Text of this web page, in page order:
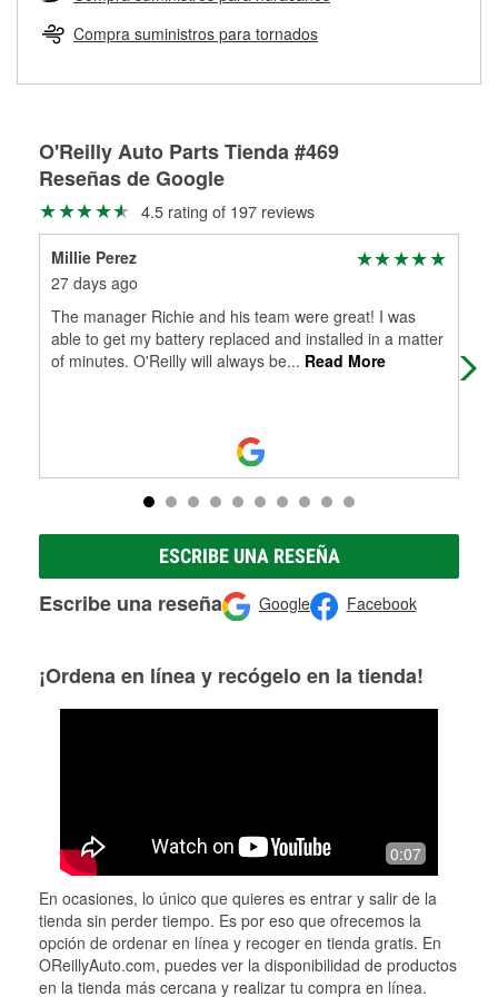
Herramientas de O'Reilly
pueden ser reutilizados, podemos ayudarte a encontrar las
partes de reemplazo correctas para tu reparación.
Rectificación de tambores y discos de freno
Compra suministros para tornados
O'Reilly Auto Parts Tienda #469
Reseñas de Google
4.5 rating of 197 reviews
Millie Perez
27 days ago
The manager Richie and his team were great! I was
able to get my battery replaced and installed in a matter
of minutes. O'Reilly will always be... Read More
ESCRIBE UNA RESEÑA
Escribe una reseña Google Facebook
¡Ordena en línea y recógelo en la tienda!
0:07
En ocasiones, lo único que quieres es entrar y salir de la
tienda sin perder tiempo. Es por eso que ofrecemos la
opción de ordenar en línea y recoger en tienda gratis. En
OReillyAuto.com, puedes ver la disponibilidad de productos
en la tienda más cercana y realizar tu compra en línea.